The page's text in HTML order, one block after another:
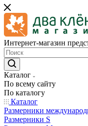
Интернет-магазин
Каталог
По всему сайту
По каталогу
Каталог
Размерники
Размерники S